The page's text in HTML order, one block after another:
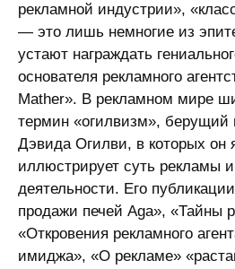
рекламной индустрии»,
— это лишь немногие из
устают награждать
основателя рекламного
Mather». В рекламном мире
термин «огилвизм», берущий
Дэвида Огилви, в которых он
иллюстрирует суть рекламы
деятельности. Его
продажи печей Aga», «Тайны
«Откровения рекламного
имиджа», «О рекламе»